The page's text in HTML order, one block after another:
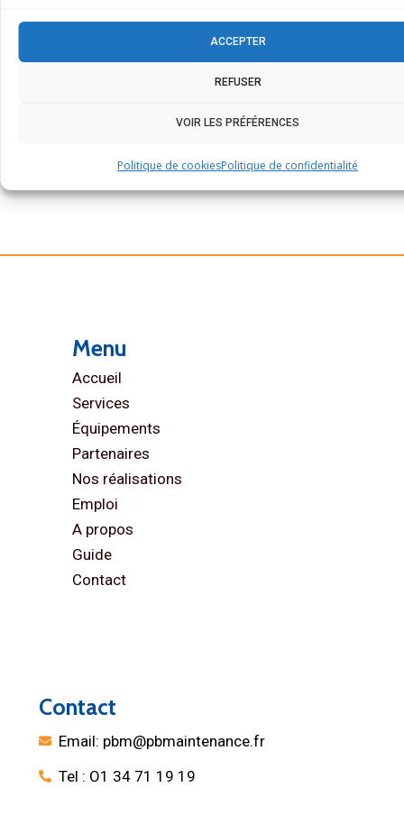
ACCEPTER
REFUSER
VOIR LES PRÉFÉRENCES
Politique de cookiesPolitique de confidentialité
orienter vers la solution la plus adaptée à votre
cuisine professionnelle.
CONTACT
Menu
Accueil
Services
Équipements
Partenaires
Nos réalisations
Emploi
A propos
Guide
Contact
Contact
Email: pbm@pbmaintenance.fr
Tel : O1 34 71 19 19